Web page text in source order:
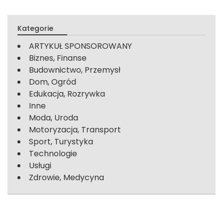
Kategorie
ARTYKUŁ SPONSOROWANY
Biznes, Finanse
Budownictwo, Przemysł
Dom, Ogród
Edukacja, Rozrywka
Inne
Moda, Uroda
Motoryzacja, Transport
Sport, Turystyka
Technologie
Usługi
Zdrowie, Medycyna